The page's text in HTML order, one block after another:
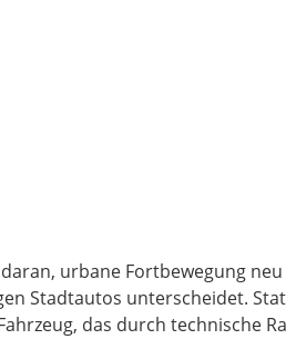
urbane Fortbewegung
Stadtautos unterscheidet.
das durch technische